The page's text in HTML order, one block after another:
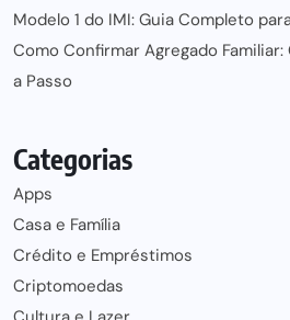
Modelo 1 do IMI: Guia Completo
Como Confirmar Agregado
a Passo
Categorias
Apps
Casa e Família
Crédito e Empréstimos
Criptomoedas